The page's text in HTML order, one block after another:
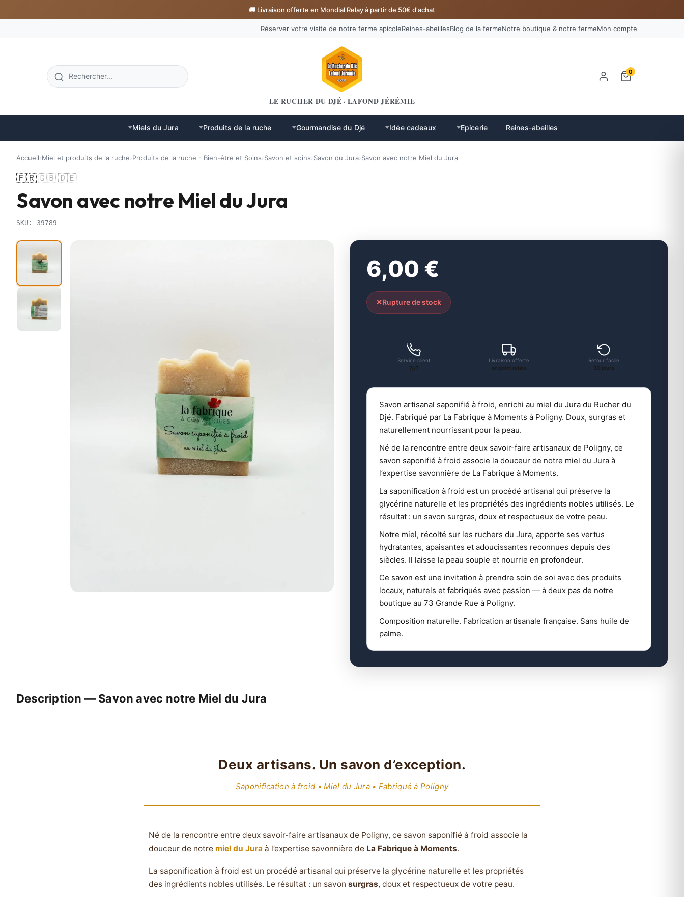
🚚 Livraison offerte en Mondial Relay à partir de 50€ d'achat
Réserver votre visite de notre ferme apicoleReines-abeillesBlog de la fermeNotre boutique & notre fermeMon compte
LE RUCHER DU DJÉ · LAFOND JÉRÉMIE
0
Miels du Jura Produits de la ruche Gourmandise du Djé Idée cadeaux Epicerie Reines-abeilles
Accueil›Miel et produits de la ruche›Produits de la ruche - Bien-être et Soins›Savon et soins›Savon du Jura›Savon avec notre Miel du Jura
🇫🇷🇬🇧🇩🇪
Savon avec notre Miel du Jura
SKU: 39789
6,00 €
Rupture de stock
Service client
7j/7
Livraison offerte
en point relais
Retour facile
30 jours
Savon artisanal saponifié à froid, enrichi au miel du Jura du Rucher du
Djé. Fabriqué par La Fabrique à Moments à Poligny. Doux, surgras et
naturellement nourrissant pour la peau.
Né de la rencontre entre deux savoir-faire artisanaux de Poligny, ce
savon saponifié à froid associe la douceur de notre miel du Jura à
l’expertise savonnière de La Fabrique à Moments.
La saponification à froid est un procédé artisanal qui préserve la
glycérine naturelle et les propriétés des ingrédients nobles utilisés. Le
résultat : un savon surgras, doux et respectueux de votre peau.
Notre miel, récolté sur les ruchers du Jura, apporte ses vertus
hydratantes, apaisantes et adoucissantes reconnues depuis des
siècles. Il laisse la peau souple et nourrie en profondeur.
Ce savon est une invitation à prendre soin de soi avec des produits
locaux, naturels et fabriqués avec passion — à deux pas de notre
boutique au 73 Grande Rue à Poligny.
Composition naturelle. Fabrication artisanale française. Sans huile de
palme.
Description — Savon avec notre Miel du Jura
Deux artisans. Un savon d’exception.
Saponification à froid • Miel du Jura • Fabriqué à Poligny
Né de la rencontre entre deux savoir-faire artisanaux de Poligny, ce savon saponifié à froid associe la
douceur de notre miel du Jura à l’expertise savonnière de La Fabrique à Moments.
La saponification à froid est un procédé artisanal qui préserve la glycérine naturelle et les propriétés
des ingrédients nobles utilisés. Le résultat : un savon surgras, doux et respectueux de votre peau.